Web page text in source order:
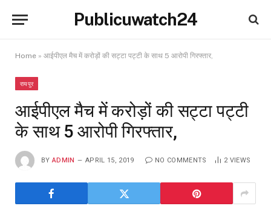
Publicuwatch24
Home » आईपीएल मैच में करोड़ों की सट्टा पट्टी के साथ 5 आरोपी गिरफ्तार,
रायपुर
आईपीएल मैच में करोड़ों की सट्टा पट्टी
के साथ 5 आरोपी गिरफ्तार,
BY ADMIN APRIL 15, 2019 NO COMMENTS 2 VIEWS